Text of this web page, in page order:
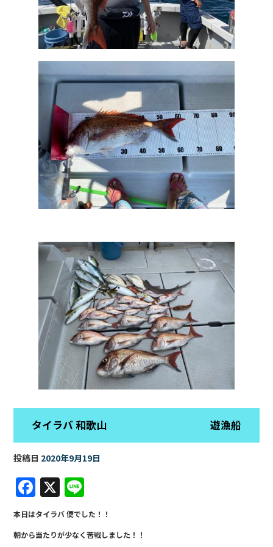
タイラバ 和歌山 遊漁船
投稿日 2020年9月19日
F
a
c
X
n
e
本日はタイラバ 便でした！！
朝から当たりが少なく苦戦しました！！